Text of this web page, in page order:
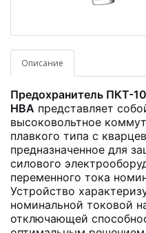
Описание
Предохранитель ПКТ-
НВА представляет
высоковольтное
плавкого типа с
предназначенное для
силового
переменного тока
Устройство
номинальной токовой
отключающей